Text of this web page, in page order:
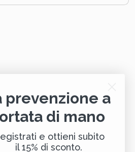
prevenzione a
di mano
e ottieni subito
il 15% di sconto.